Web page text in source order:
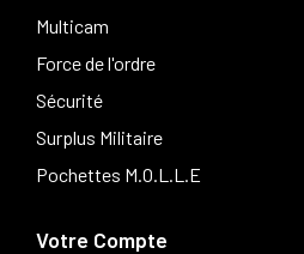
Multicam
Force de l'ordre
Sécurité
Surplus Militaire
Pochettes M.O.L.L.E
Votre Compte